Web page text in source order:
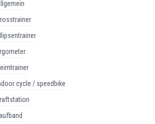
allgemein
crosstrainer
ellipsentrainer
ergometer
heimtrainer
cycle / speedbike
kraftstation